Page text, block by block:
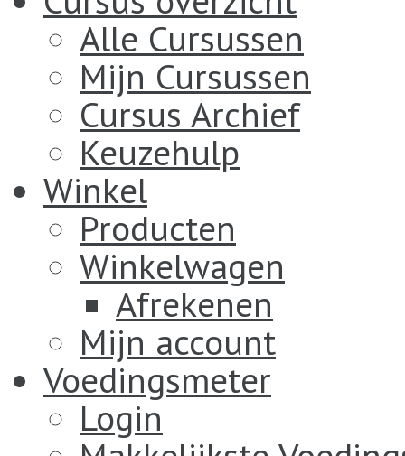
Alle Cursussen
Mijn Cursussen
Cursus Archief
Keuzehulp
Winkel
Producten
Winkelwagen
Afrekenen
Mijn account
Voedingsmeter
Login